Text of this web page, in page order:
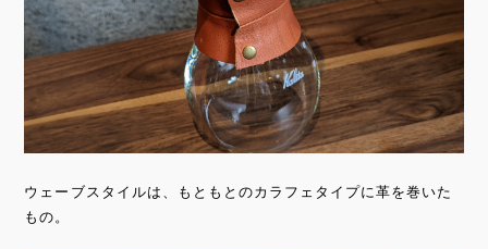
ウェーブスタイルは、もともとのカラフェタイプに革を巻いた
もの。